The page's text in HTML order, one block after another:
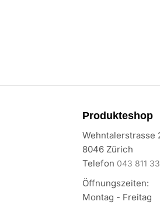
Produkteshop
Wehntalerstrasse
8046 Zürich
Telefon 043 811
Öffnungszeiten:
Montag - Freitag